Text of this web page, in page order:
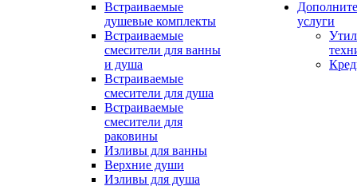
Встраиваемые
душевые комплекты
Встраиваемые
смесители для ванны
и душа
Встраиваемые
смесители для душа
Встраиваемые
смесители для
раковины
Изливы для ванны
Верхние души
Изливы для душа
услуги